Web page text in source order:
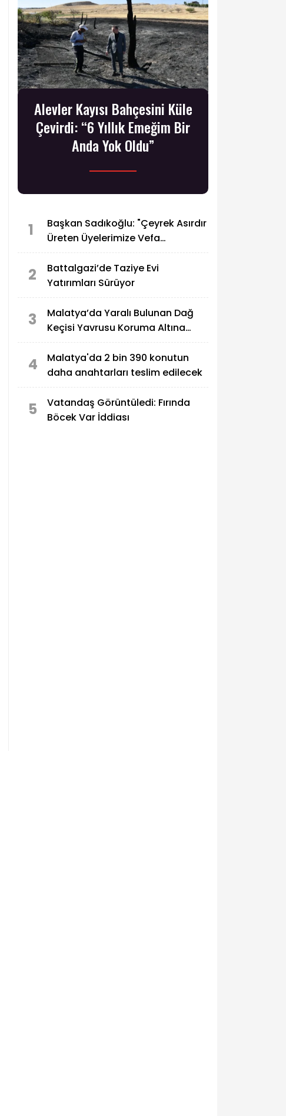
Alevler Kayısı Bahçesini Küle
Çevirdi: “6 Yıllık Emeğim Bir
Anda Yok Oldu”
1
Başkan Sadıkoğlu: "Çeyrek Asırdır
Üreten Üyelerimize Vefa
2
Battalgazi’de Taziye Evi
Yatırımları Sürüyor
3
Malatya’da Yaralı Bulunan Dağ
Keçisi Yavrusu Koruma Altına
4
Malatya'da 2 bin 390 konutun
daha anahtarları teslim edilecek
5
Vatandaş Görüntüledi: Fırında
Böcek Var İddiası